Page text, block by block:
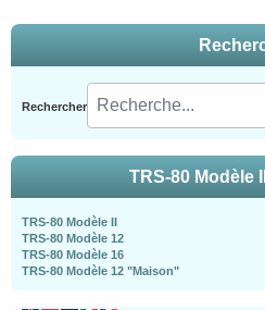
Rechercher
TRS-80 Modèle
TRS-80 Modèle II
TRS-80 Modèle 12
TRS-80 Modèle 16
TRS-80 Modèle 12 "Maison"